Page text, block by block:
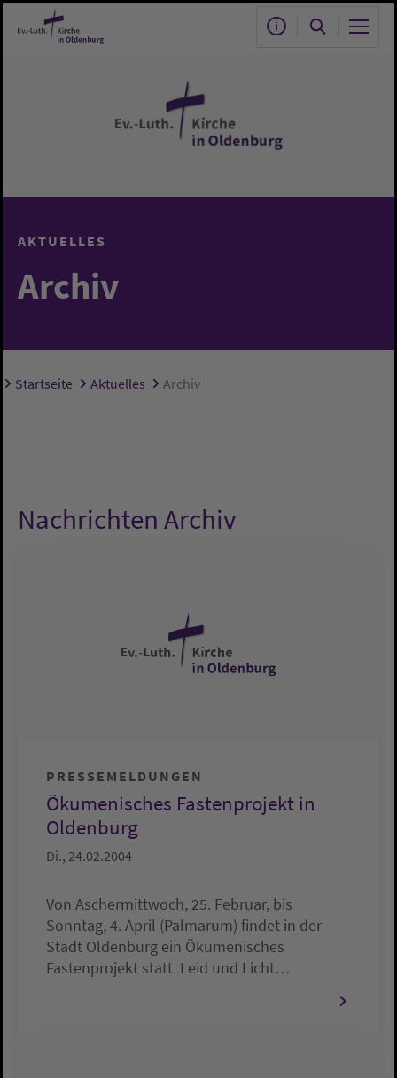
Zum Hauptinhalt springen
AKTUELLES
Archiv
Sie sind hier:
Startseite Aktuelles Archiv
Nachrichten Archiv
PRESSEMELDUNGEN
Ökumenisches Fastenprojekt in
Oldenburg
Di., 24.02.2004
Von Aschermittwoch, 25. Februar, bis
Sonntag, 4. April (Palmarum) findet in der
Stadt Oldenburg ein Ökumenisches
Fastenprojekt statt. Leid und Licht…